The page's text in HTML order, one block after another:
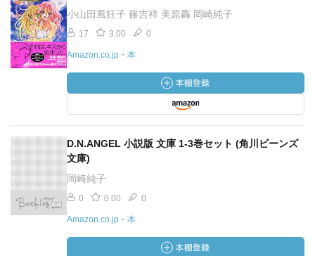
小山田風狂子 篠吉祥 美原轟 岡崎純子
17 3.00 0
Amazon.co.jp・本
D.N.ANGEL 小説版 文庫 1-3巻セット (角川ビーンズ
文庫)
岡崎純子
0 0.00 0
Amazon.co.jp・本